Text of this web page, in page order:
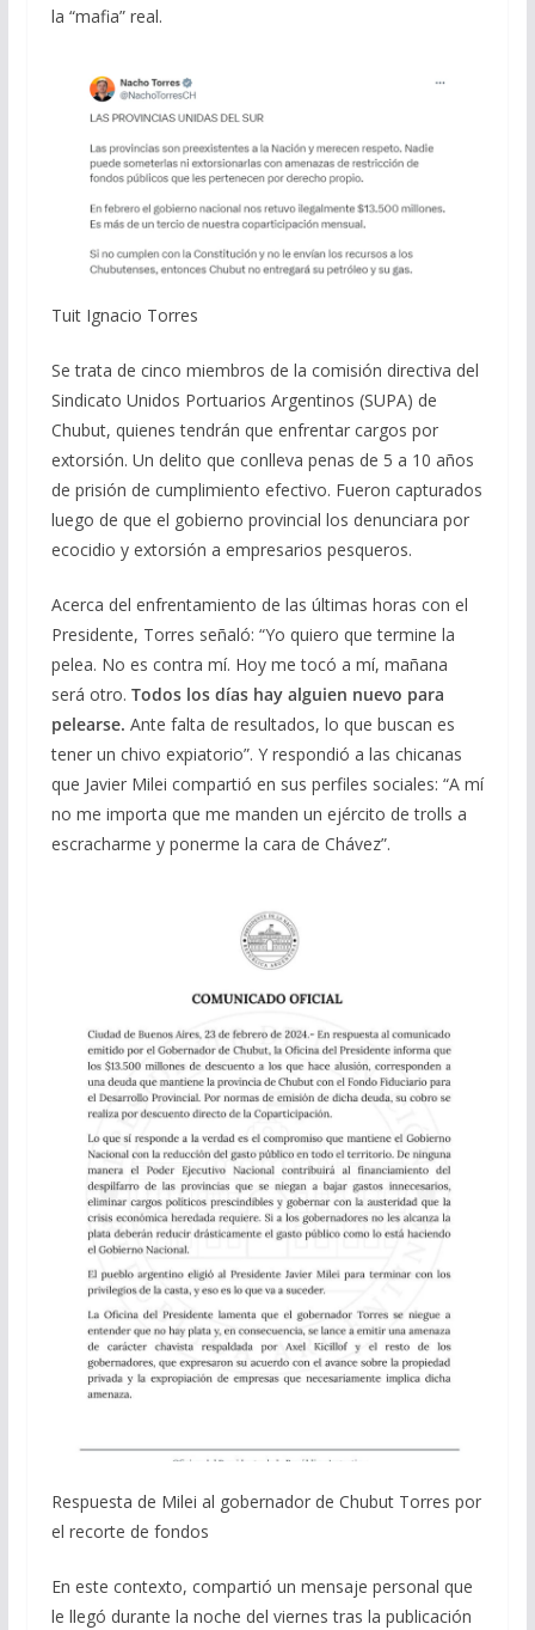
la “mafia” real.
Tuit Ignacio Torres
Se trata de cinco miembros de la comisión directiva del
Sindicato Unidos Portuarios Argentinos (SUPA) de
Chubut, quienes tendrán que enfrentar cargos por
extorsión. Un delito que conlleva penas de 5 a 10 años
de prisión de cumplimiento efectivo. Fueron capturados
luego de que el gobierno provincial los denunciara por
ecocidio y extorsión a empresarios pesqueros.
Acerca del enfrentamiento de las últimas horas con el
Presidente, Torres señaló: “Yo quiero que termine la
pelea. No es contra mí. Hoy me tocó a mí, mañana
será otro. Todos los días hay alguien nuevo para
pelearse. Ante falta de resultados, lo que buscan es
tener un chivo expiatorio”. Y respondió a las chicanas
que Javier Milei compartió en sus perfiles sociales: “A mí
no me importa que me manden un ejército de trolls a
escracharme y ponerme la cara de Chávez”.
Respuesta de Milei al gobernador de Chubut Torres por
el recorte de fondos
En este contexto, compartió un mensaje personal que
le llegó durante la noche del viernes tras la publicación